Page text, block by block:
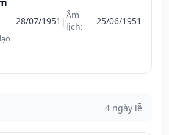
28/07/1951 |Âm
lịch:
25/06/1951
4 ngày lễ